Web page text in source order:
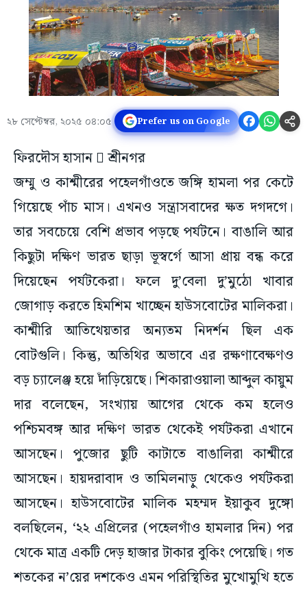
২৮ সেপ্টেম্বর, ২০২৫ ০৪:০৫ Prefer us on Google
ফিরদৌস হাসান  শ্রীনগর
জম্মু ও কাশ্মীরের পহেলগাঁওতে জঙ্গি হামলা পর কেটে
গিয়েছে পাঁচ মাস। এখনও সন্ত্রাসবাদের ক্ষত দগদগে।
তার সবচেয়ে বেশি প্রভাব পড়ছে পর্যটনে। বাঙালি আর
কিছুটা দক্ষিণ ভারত ছাড়া ভূস্বর্গে আসা প্রায় বন্ধ করে
দিয়েছেন পর্যটকেরা। ফলে দু’বেলা দু’মুঠো খাবার
জোগাড় করতে হিমশিম খাচ্ছেন হাউসবোটের মালিকরা।
কাশ্মীরি আতিথেয়তার অন্যতম নিদর্শন ছিল এক
বোটগুলি। কিন্তু, অতিথির অভাবে এর রক্ষণাবেক্ষণও
বড় চ্যালেঞ্জ হয়ে দাঁড়িয়েছে। শিকারাওয়ালা আব্দুল কায়ুম
দার বলেছেন, সংখ্যায় আগের থেকে কম হলেও
পশ্চিমবঙ্গ আর দক্ষিণ ভারত থেকেই পর্যটকরা এখানে
আসছেন। পুজোর ছুটি কাটাতে বাঙালিরা কাশ্মীরে
আসছেন। হায়দরাবাদ ও তামিলনাড়ু থেকেও পর্যটকরা
আসছেন। হাউসবোটের মালিক মহম্মদ ইয়াকুব দুঙ্গো
বলছিলেন, ‘২২ এপ্রিলের (পহেলগাঁও হামলার দিন) পর
থেকে মাত্র একটি দেড় হাজার টাকার বুকিং পেয়েছি। গত
শতকের ন’য়ের দশকেও এমন পরিস্থিতির মুখোমুখি হতে